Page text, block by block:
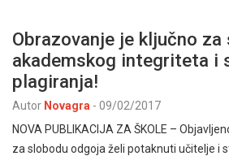
Obrazovanje je ključno za
akademskog integriteta i
plagiranja!
Autor Novagra - 09/02/2017
NOVA PUBLIKACIJA ZA ŠKOLE –
za slobodu odgoja želi potaknuti učitelje i